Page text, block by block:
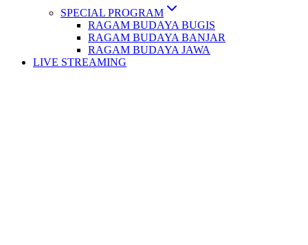
SPECIAL PROGRAM
RAGAM BUDAYA BUGIS
RAGAM BUDAYA BANJAR
RAGAM BUDAYA JAWA
LIVE STREAMING